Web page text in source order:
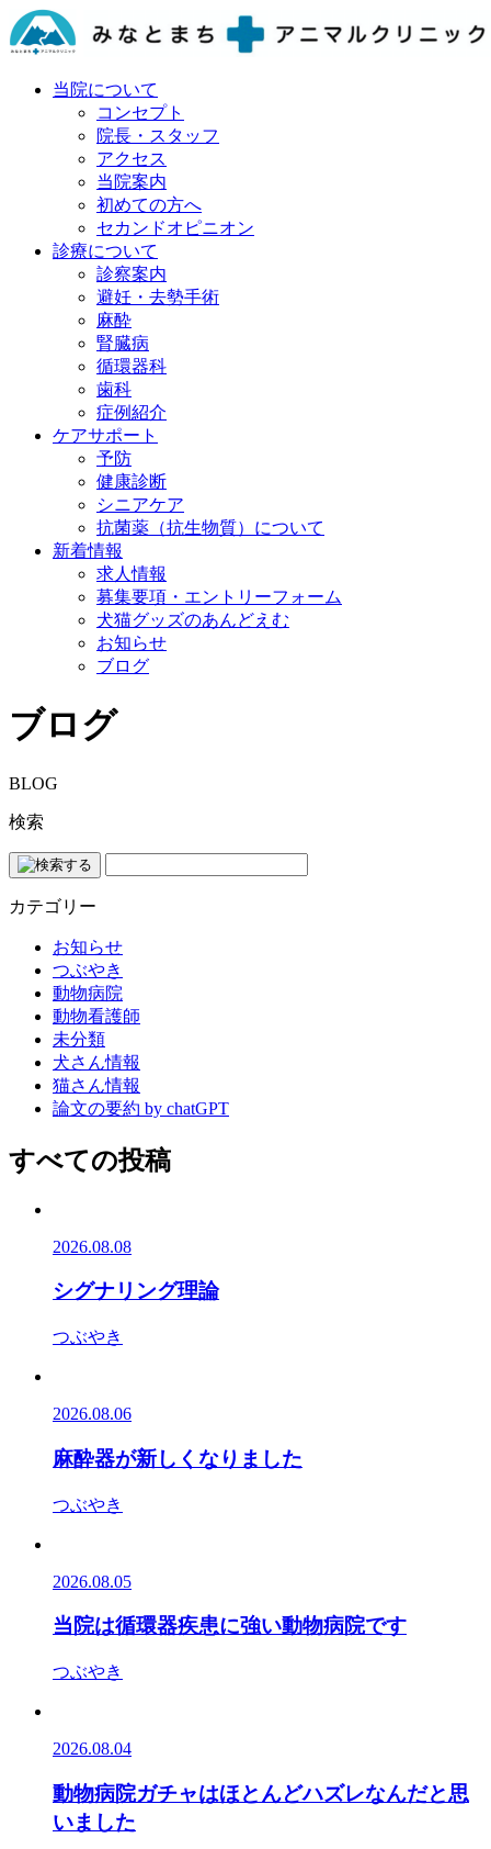
当院について
コンセプト
院長・スタッフ
アクセス
当院案内
初めての方へ
セカンドオピニオン
診療について
診察案内
避妊・去勢手術
麻酔
腎臓病
循環器科
歯科
症例紹介
ケアサポート
予防
健康診断
シニアケア
抗菌薬（抗生物質）について
新着情報
求人情報
募集要項・エントリーフォーム
犬猫グッズのあんどえむ
お知らせ
ブログ
ブログ
BLOG
検索
カテゴリー
お知らせ
つぶやき
動物病院
動物看護師
未分類
犬さん情報
猫さん情報
論文の要約 by chatGPT
すべての投稿
2026.08.08
シグナリング理論
つぶやき
2026.08.06
麻酔器が新しくなりました
つぶやき
2026.08.05
当院は循環器疾患に強い動物病院です
つぶやき
2026.08.04
動物病院ガチャはほとんどハズレなんだと思
いました